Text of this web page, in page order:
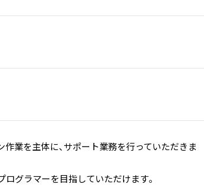
業を主体に、サポート業務を行っていただきま
ログラマーを目指していただけます。